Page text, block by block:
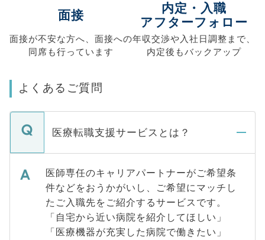
面接
面接が不安な方へ、 面接への
同席も行っています
内定・入職
アフターフォロー
年収交渉や入社日調整まで、
内定後もバックアップ
よくあるご質問
医療転職支援サービスとは？
医師専任のキャリアパートナーがご希望条
件などをおうかがいし、ご希望にマッチし
たご入職先をご紹介するサービスです。
「自宅から近い病院を紹介してほしい」
「医療機器が充実した病院で働きたい」